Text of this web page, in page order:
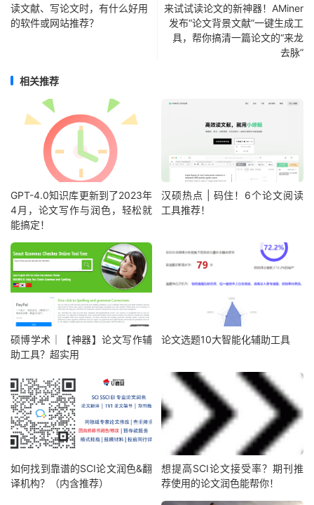
读文献、写论文时，有什么好用
的软件或网站推荐？
来试试读论文的新神器！AMiner
发布“论文背景文献”一键生成工
具，帮你搞清一篇论文的“来龙
去脉”
相关推荐
GPT-4.0知识库更新到了2023年
4月，论文写作与润色，轻松就
能搞定！
汉硕热点 | 码住！6个论文阅读
工具推荐！
硕博学术｜【神器】论文写作辅
助工具？超实用
论文选题10大智能化辅助工具
如何找到靠谱的SCI论文润色&翻
译机构？（内含推荐）
想提高SCI论文接受率？期刊推
荐使用的论文润色能帮你！